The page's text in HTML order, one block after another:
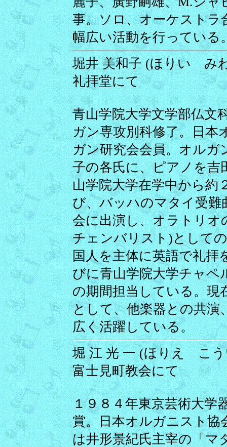
事。ソロ、オーケストラ
幅広い活動を行っている
堀井 美和子 (ほりい み
礼拝堂にて
青山学院大学文学部仏文
ガン専攻別科修了。日本
ガン研究会会員。オルガ
子の各氏に、ピアノを吉
山学院大学在学中から約
び、バッハのマタイ受
会に出演し、オラトリオ
チェンバリスト)として
国人を主体に英語で礼拝
びに青山学院大学チャ
の期間担当している。
として、他楽器との共演
広く活躍している。
堀 江 光 一 (ほりえ こう
富士見町教会にて
１９８４年東京芸術大学
賞。日本オルガニスト協
は井形景紀氏主宰の「マ